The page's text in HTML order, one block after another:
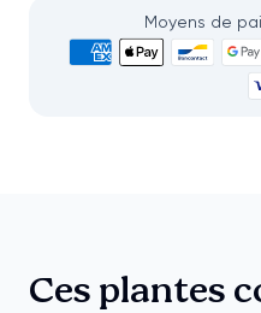
Moyens de
Ces plantes